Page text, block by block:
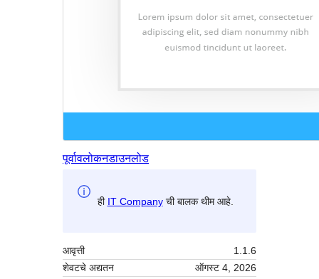
पूर्वावलोकनडाउनलोड
ही IT Companyची बालक थीम आहे.
आवृत्ती
1.1.6
शेवटचे अद्यतन
ऑगस्ट 4, 2026